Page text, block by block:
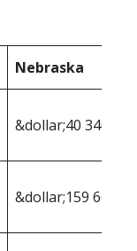
Nebraska
&dollar;40 340
&dollar;159 660